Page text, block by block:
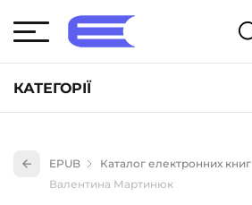
КАТЕГОРІЇ
Книги для дітей (836)
EPUB
Каталог електронних книг
Валентина Мартинюк